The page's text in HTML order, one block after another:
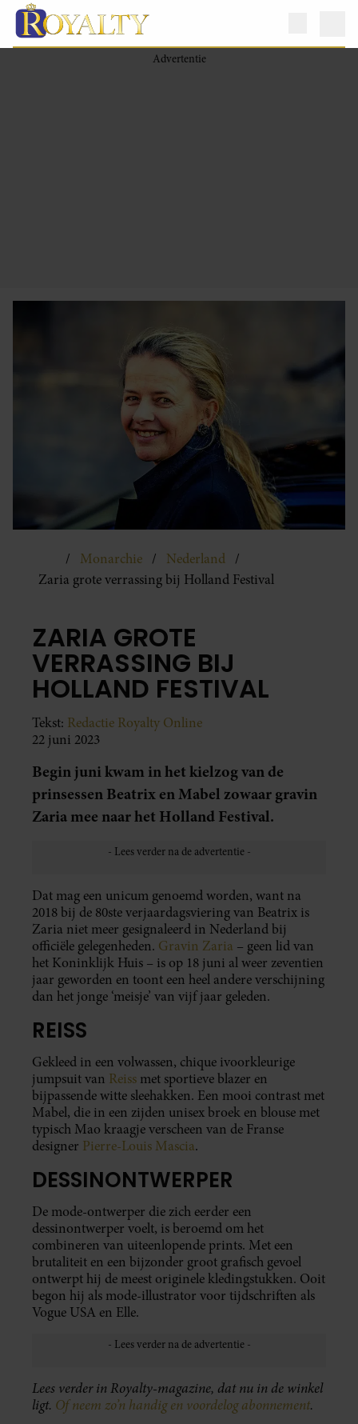
Monarchie
Nederland
Zaria grote verrassing bij Holland Festival
ZARIA GROTE
VERRASSING BIJ
HOLLAND FESTIVAL
Tekst: Redactie Royalty Online
22 juni 2023
Begin juni kwam in het kielzog van de
prinsessen Beatrix en Mabel zowaar gravin
Zaria mee naar het Holland Festival.
Dat mag een unicum genoemd worden, want na
2018 bij de 80ste verjaardagsviering van Beatrix is
Zaria niet meer gesignaleerd in Nederland bij
officiële gelegenheden. Gravin Zaria – geen lid van
het Koninklijk Huis – is op 18 juni al weer zeventien
jaar geworden en toont een heel andere verschijning
dan het jonge ‘meisje’ van vijf jaar geleden.
REISS
Gekleed in een volwassen, chique ivoorkleurige
jumpsuit van Reiss met sportieve blazer en
bijpassende witte sleehakken. Een mooi contrast met
Mabel, die in een zijden unisex broek en blouse met
typisch Mao kraagje verscheen van de Franse
designer Pierre-Louis Mascia.
DESSINONTWERPER
De mode-ontwerper die zich eerder een
dessinontwerper voelt, is beroemd om het
combineren van uiteenlopende prints. Met een
brutaliteit en een bijzonder groot grafisch gevoel
ontwerpt hij de meest originele kledingstukken. Ooit
begon hij als mode-illustrator voor tijdschriften als
Vogue USA en Elle.
Lees verder in Royalty-magazine, dat nu in de winkel
ligt. Of neem zo’n handig en voordelog abonnement.